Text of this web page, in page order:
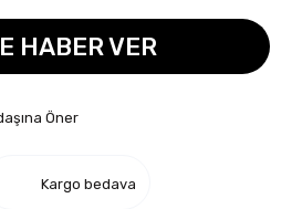
HABER VER
Öner
Kargo bedava